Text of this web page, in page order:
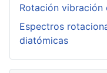
Rotación vibración
Espectros
diatómicas